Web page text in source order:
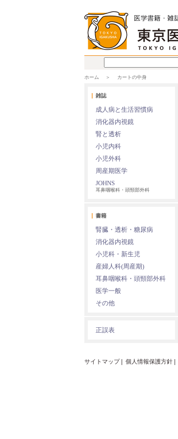
ホーム カートの中身
雑誌
成人病と生活習慣病
消化器内視鏡
腎と透析
小児内科
小児外科
周産期医学
JOHNS
耳鼻咽喉科・頭頸部外科
書籍
腎臓・透析・糖尿病
消化器内視鏡
小児科・新生児
産婦人科(周産期)
耳鼻咽喉科・頭頸部外科
医学一般
その他
正誤表
サイトマップ| 個人情報保護方針